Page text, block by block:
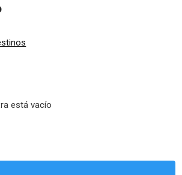
está vacío